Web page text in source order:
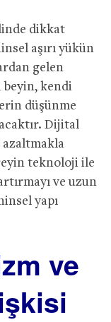
dikkat
aşırı yükün
gelen
beyin, kendi
düşünme
Dijital
azaltmakla
teknoloji ile
ve uzun
yapı
ve